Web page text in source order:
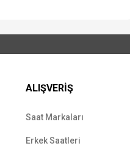
ALIŞVERİŞ
Saat Markaları
Erkek Saatleri